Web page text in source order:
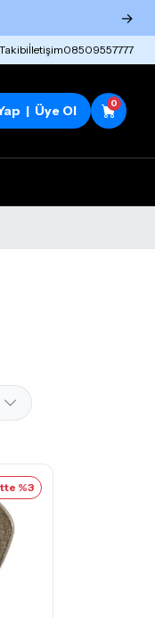
→
İletişim08509557777
| Üye Ol 0
%3